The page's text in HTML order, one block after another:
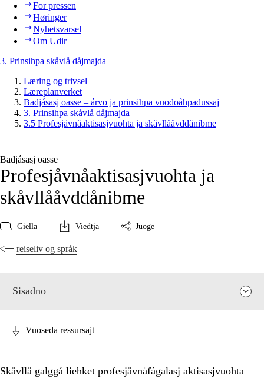
For pressen
Høringer
Nyhetsvarsel
Om Udir
3. Prinsihpa skåvlå dåjmajda
Læring og trivsel
Læreplanverket
Badjásasj oasse – árvo ja prinsihpa vuodoåhpadussaj
3. Prinsihpa skåvlå dåjmajda
3.5 Profesjåvnåaktisasjvuohta ja skåvllååvddånibme
Badjásasj oasse
Profesjåvnåaktisasjvuohta ja
skåvllååvddånibme
Giella Viedtja Juoge
reiseliv og språk
Sisadno
Vuoseda ressursajt
Skåvllå galggá liehket profesjåvnåfágalasj aktisasjvuohta